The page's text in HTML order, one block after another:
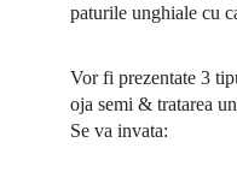
paturile unghiale cu
Vor fi prezentate 3
oja semi & tratarea
Se va invata: